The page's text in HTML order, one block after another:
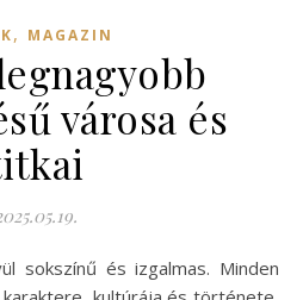
, MAGAZIN
városa és